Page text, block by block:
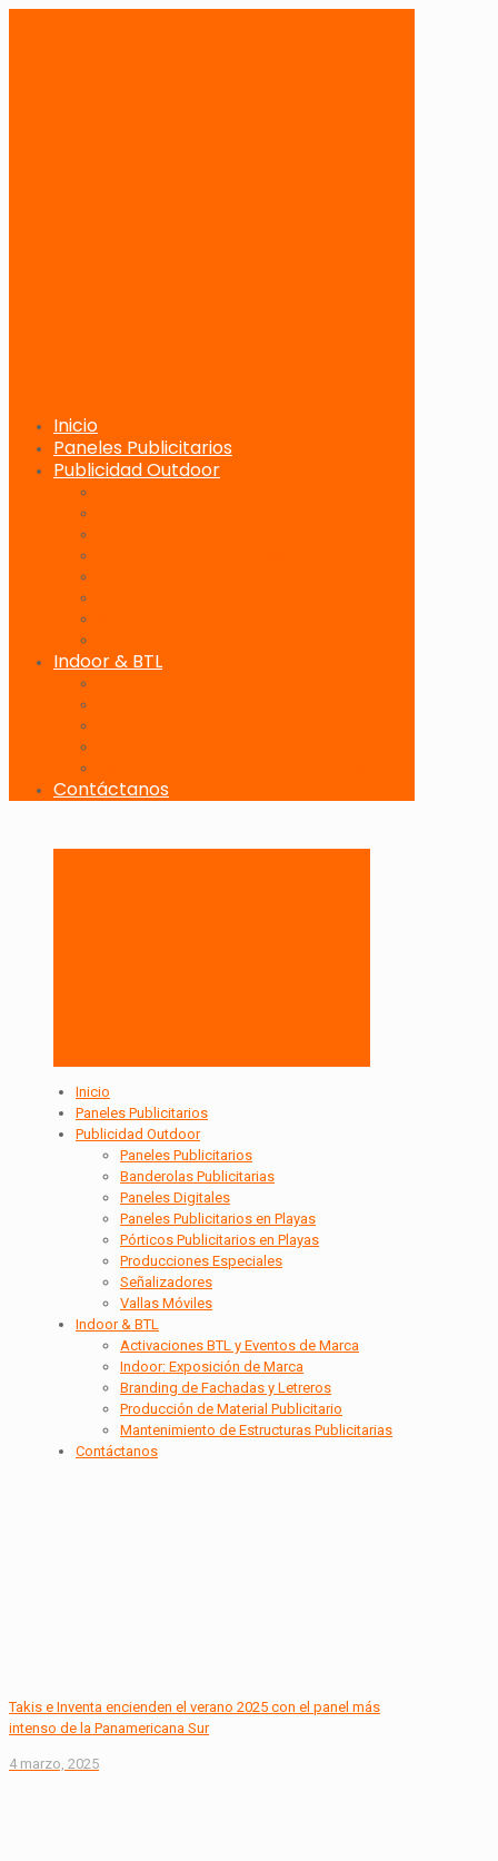
Inicio
Paneles Publicitarios
Publicidad Outdoor
Indoor & BTL
Contáctanos
Inicio
Paneles Publicitarios
Publicidad Outdoor
Paneles Publicitarios
Banderolas Publicitarias
Paneles Digitales
Paneles Publicitarios en Playas
Pórticos Publicitarios en Playas
Producciones Especiales
Señalizadores
Vallas Móviles
Indoor & BTL
Activaciones BTL y Eventos de Marca
Indoor: Exposición de Marca
Branding de Fachadas y Letreros
Producción de Material Publicitario
Mantenimiento de Estructuras Publicitarias
Contáctanos
Takis e Inventa encienden el verano 2025 con el panel más
intenso de la Panamericana Sur
4 marzo, 2025